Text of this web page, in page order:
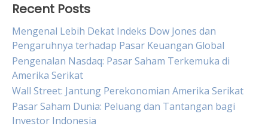
Recent Posts
Mengenal Lebih Dekat Indeks Dow Jones dan
Pengaruhnya terhadap Pasar Keuangan Global
Pengenalan Nasdaq: Pasar Saham Terkemuka di
Amerika Serikat
Wall Street: Jantung Perekonomian Amerika Serikat
Pasar Saham Dunia: Peluang dan Tantangan bagi
Investor Indonesia